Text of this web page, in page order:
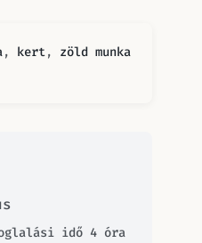
, kert, zöld munka
idő 4 óra